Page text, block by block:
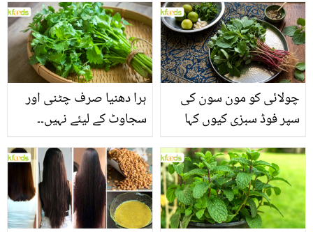
ہرا دھنیا صرف چٹنی اور
سجاوٹ کے لیئے نہیں۔۔
انگیز فوائد جو شاید ہی آپ
کو معلوم ہوں
چولائی کو مون سون کی
سپر فوڈ سبزی کیوں کہا
منرلز اور اینٹی آکسیڈنٹس
سے بھرپور اس سبزی کے
فائدے